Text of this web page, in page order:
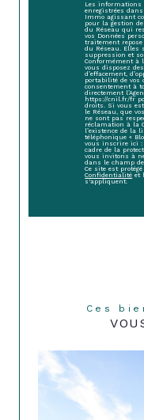
Les
enregistrées
Immo agissant
pour la gestion
du Réseau qui
vos Données
traitement
du Réseau. Elles
suppression et
Conformément à
vous disposez
d’effacement,
portabilité de vos
consentement à
directement
https://cnil.fr/fr
droits. Si vous
le Réseau, que
ne sont pas
réclamation à la
l’existence de la
téléphonique «
vous inscrire ici :
cadre de la
vous invitons à
dans le champ
Ce site est protégé
Confidentialité et
s'appliquent.
Ces